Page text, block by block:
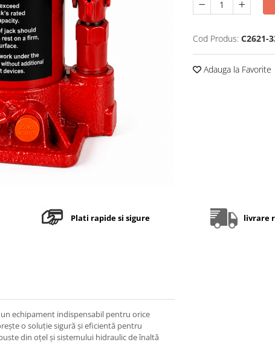
Cod Produs: C2621-
Adauga la Favorite
Plati rapide si sigure livrare
echipament indispensabil pentru orice
o soluție sigură și eficientă pentru
din oțel și sistemului hidraulic de înaltă